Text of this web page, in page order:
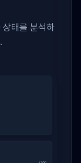
태를 분석하